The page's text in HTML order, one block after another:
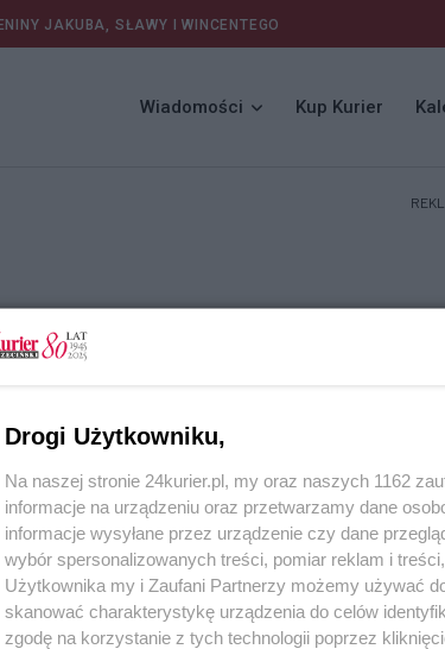
JAKUBA, SŁAWY I WINCENTEGO
Wiadomości Kup Kurier
na przemoc, bo tak jesteśmy umówieni
r. 11:16
społeczną. Oficjalnie i bez przymusu zgadzamy się, że
jak klaps „wychowujący” niegrzeczne dziecko.
czujemy, że to złe. Choć jesteśmy świadkami przemocy, nie
Drogi Użytkowniku,
Na naszej stronie 24kurier.pl, my oraz naszych 1162
informacje na urządzeniu oraz przetwarzamy dane
informacje wysyłane przez urządzenie czy dane
wybór spersonalizowanych treści, pomiar reklam i
Użytkownika my i Zaufani Partnerzy możemy używać
skanować charakterystykę urządzenia do celów
zgodę na korzystanie z tych technologii poprzez